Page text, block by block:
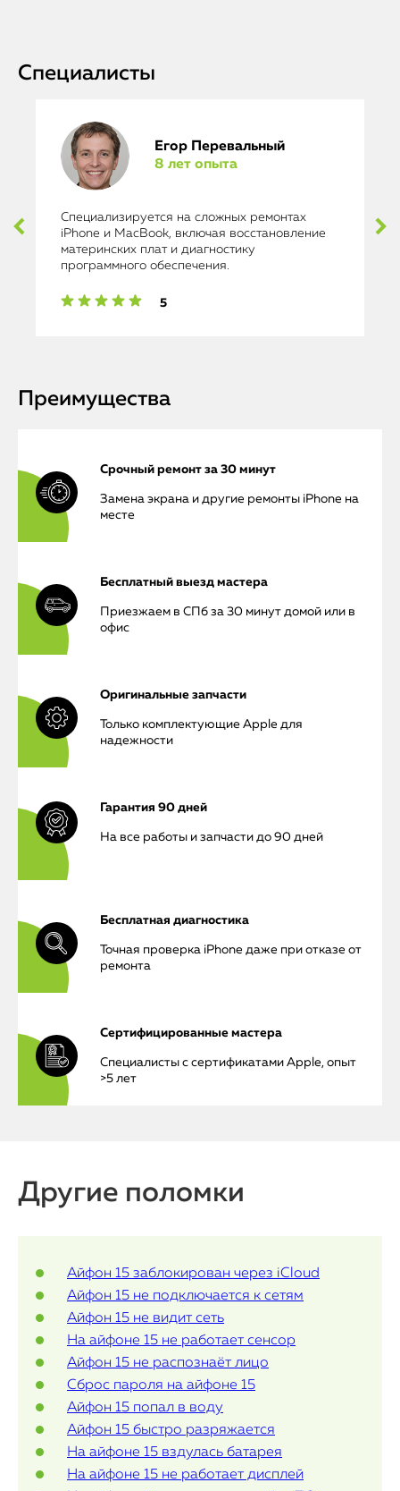
iPhone
MacBook
Watch
iPad
Mac Mini
Статьи
Специалисты
Егор Перевальный
8 лет опыта
Специализируется на сложных ремонтах
iPhone и MacBook, включая восстановление
материнских плат и диагностику
программного обеспечения.
5
Преимущества
Срочный ремонт за 30 минут
Замена экрана и другие ремонты iPhone на
месте
Бесплатный выезд мастера
Приезжаем в СПб за 30 минут домой или в
офис
Оригинальные запчасти
Только комплектующие Apple для
надежности
Гарантия 90 дней
На все работы и запчасти до 90 дней
Бесплатная диагностика
Точная проверка iPhone даже при отказе от
ремонта
Сертифицированные мастера
Специалисты с сертификатами Apple, опыт
>5 лет
Другие поломки
Айфон 15 заблокирован через iCloud
Айфон 15 не подключается к сетям
Айфон 15 не видит сеть
На айфоне 15 не работает сенсор
Айфон 15 не распознаёт лицо
Сброс пароля на айфоне 15
Айфон 15 попал в воду
Айфон 15 быстро разряжается
На айфоне 15 вздулась батарея
На айфоне 15 не работает дисплей